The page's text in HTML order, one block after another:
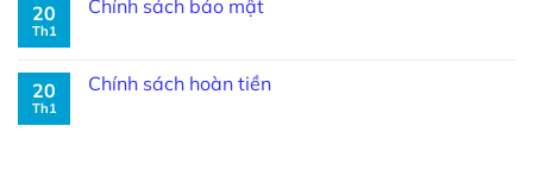
20
Th1
Chính sách bảo mật
20
Th1
Chính sách hoàn tiền